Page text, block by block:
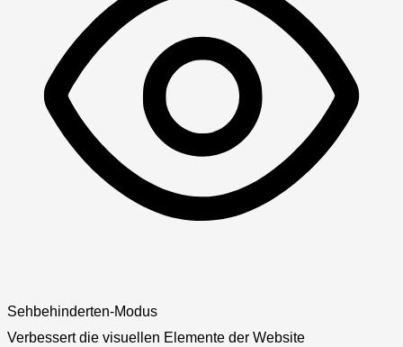
Sehbehinderten-Modus
Verbessert die visuellen Elemente der Website